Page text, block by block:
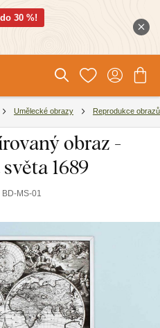
30 %!
Umělecké obrazy Reprodukce obrazů
obraz -
1689
BD-MS-01